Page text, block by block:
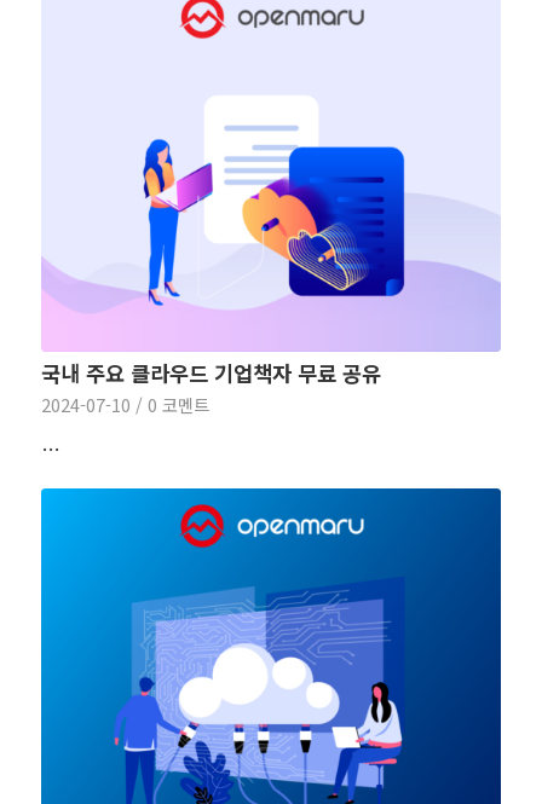
국내 주요 클라우드 기업책자 무료 공유
2024-07-10 / 0 코멘트
…